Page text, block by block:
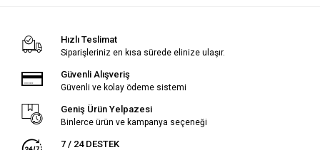
Hızlı Teslimat
Siparişleriniz en kısa sürede elinize ulaşır.
Güvenli Alışveriş
Güvenli ve kolay ödeme sistemi
Geniş Ürün Yelpazesi
Binlerce ürün ve kampanya seçeneği
7 / 24 DESTEK